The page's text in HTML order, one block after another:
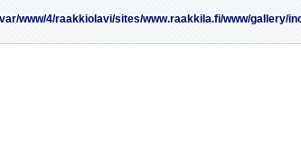
www/4/raakkiolavi/sites/www.raakkila.fi/www/gallery/